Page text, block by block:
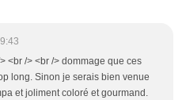
<br /> <br /> dommage que ces
long. Sinon je serais bien venue
et joliment coloré et gourmand.